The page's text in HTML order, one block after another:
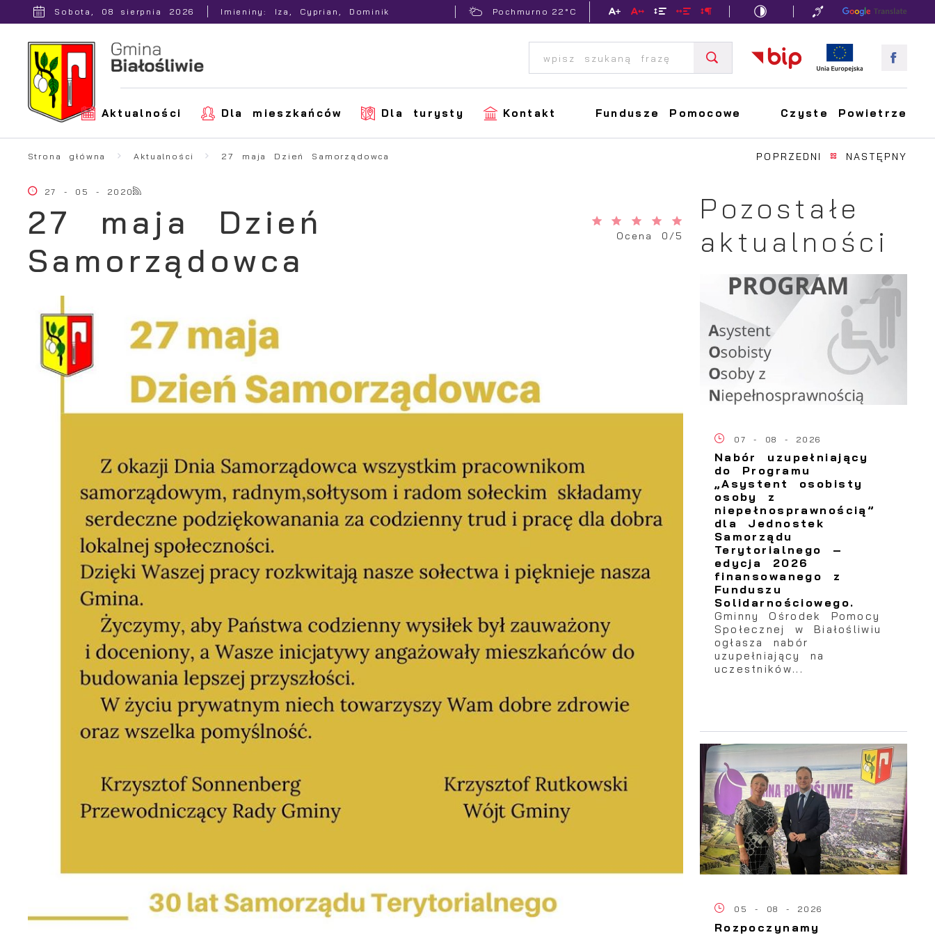
Przejdź do menu.
Przejdź do wyszukiwarki.
Przejdź do treści.
Przejdź do ustawień wielkości czcionki.
Włącz wersję kontrastową strony.
Sobota, 08 sierpnia 2026 Imieniny: Iza, Cyprian, Dominik Pochmurno 22°C
Aktualności Dla mieszkańców Dla turysty Kontakt Fundusze Pomocowe Czyste Powietrze
Strona główna Aktualności 27 maja Dzień Samorządowca POPRZEDNI NASTĘPNY
27 - 05 - 2020
27 maja Dzień
Samorządowca
Ocena 0/5
Pozostałe
aktualności
07 - 08 - 2026
Nabór uzupełniający
do Programu
„Asystent osobisty
osoby z
niepełnosprawnością”
dla Jednostek
Samorządu
Terytorialnego –
edycja 2026
finansowanego z
Funduszu
Solidarnościowego.
Gminny Ośrodek Pomocy
Społecznej w Białośliwiu
ogłasza nabór
uzupełniający na
uczestników...
05 - 08 - 2026
Rozpoczynamy
Ustawienia
Szanujemy Twoją prywatność. Możesz zmienić ustawienia
Niezbędne